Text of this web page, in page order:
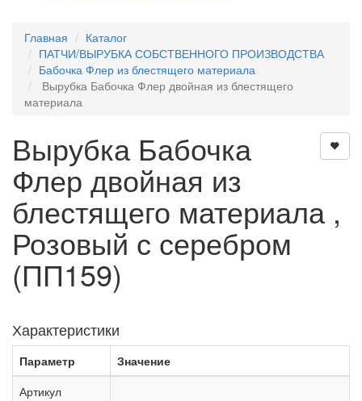
Главная
Каталог
ПАТЧИ/ВЫРУБКА СОБСТВЕННОГО ПРОИЗВОДСТВА
Бабочка Флер из блестящего материала
Вырубка Бабочка Флер двойная из блестящего
материала
Вырубка Бабочка
Флер двойная из
блестящего материала ,
Розовый с серебром
(ПП159)
Характеристики
Параметр
Значение
Артикул